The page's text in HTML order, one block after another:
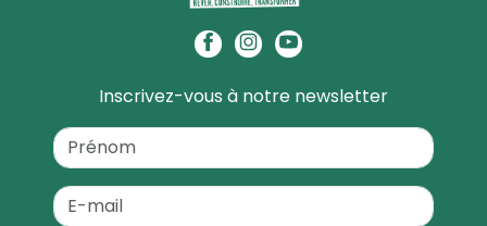
Inscrivez-vous à notre newsletter